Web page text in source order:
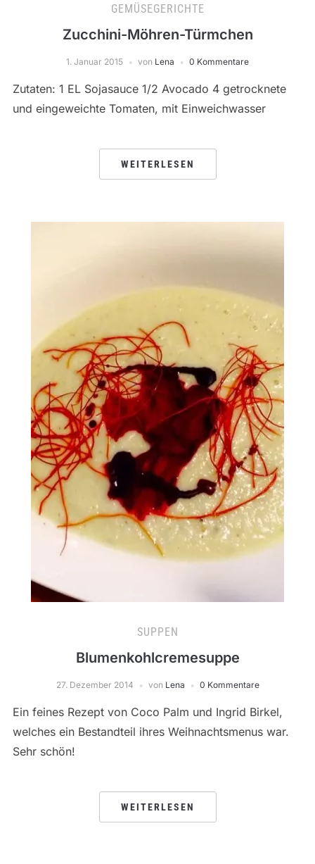
GEMÜSEGERICHTE
Zucchini-Möhren-Türmchen
1. Januar 2015 von Lena 0 Kommentare
Zutaten: 1 EL Sojasauce 1/2 Avocado 4 getrocknete
und eingeweichte Tomaten, mit Einweichwasser
WEITERLESEN
SUPPEN
Blumenkohlcremesuppe
27. Dezember 2014 von Lena 0 Kommentare
Ein feines Rezept von Coco Palm und Ingrid Birkel,
welches ein Bestandteil ihres Weihnachtsmenus war.
Sehr schön!
WEITERLESEN